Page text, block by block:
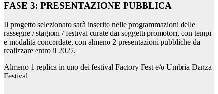
FASE 3: PRESENTAZIONE PUBBLICA
Il progetto selezionato sarà inserito nelle programmazioni delle
rassegne / stagioni / festival curate dai soggetti promotori, con tempi
e modalità concordate, con almeno 2 presentazioni pubbliche da
realizzare entro il 2027.
Almeno 1 replica in uno dei festival Factory Fest e/o Umbria Danza
Festival